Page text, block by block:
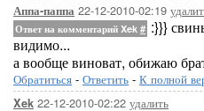
Аппа-паппа 22-12-2010-02:19
Ответ на комментарий Xek # :}}}
видимо...
а вообще виноват, обижаю
Обратиться - Ответить - К полной
Xek 22-12-2010-02:22 удалить